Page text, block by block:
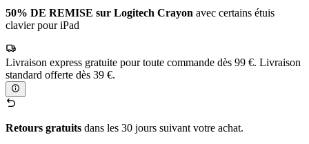
50% DE REMISE sur Logitech Crayon avec certains étuis
clavier pour iPad
Livraison express gratuite pour toute commande dès 99 €. Livraison
standard offerte dès 39 €.
Retours gratuits dans les 30 jours suivant votre achat.